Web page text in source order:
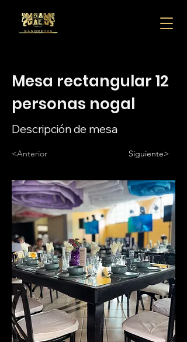
Mesa rectangular 12
personas nogal
Descripción de mesa
<Anterior Siguiente>